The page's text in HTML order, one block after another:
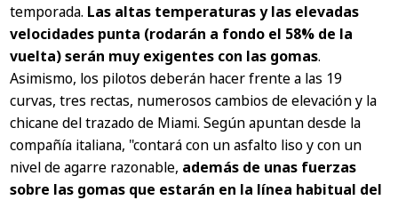
temporada. Las altas temperaturas y las elevadas
velocidades punta (rodarán a fondo el 58% de la
vuelta) serán muy exigentes con las gomas.
Asimismo, los pilotos deberán hacer frente a las 19
curvas, tres rectas, numerosos cambios de elevación y la
chicane del trazado de Miami. Según apuntan desde la
compañía italiana, "contará con un asfalto liso y con un
nivel de agarre razonable, además de unas fuerzas
sobre las gomas que estarán en la línea habitual del